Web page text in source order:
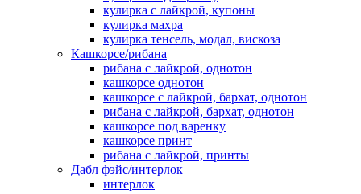
кулирка с лайкрой, купоны
кулирка махра
кулирка тенсель, модал, вискоза
Кашкорсе/рибана
рибана с лайкрой, однотон
кашкорсе однотон
кашкорсе с лайкрой, бархат, однотон
рибана с лайкрой, бархат, однотон
кашкорсе под варенку
кашкорсе принт
рибана с лайкрой, принты
Дабл фэйс/интерлок
интерлок